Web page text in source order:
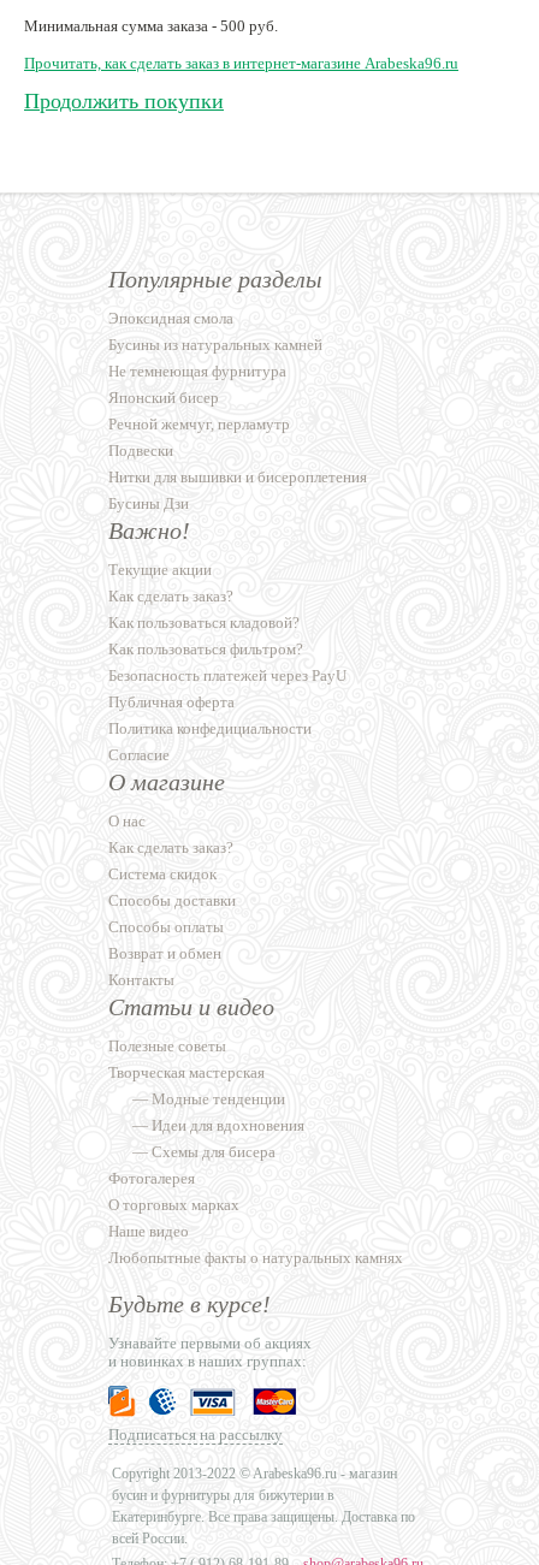
Минимальная сумма заказа - 500 руб.
Прочитать, как сделать заказ в интернет-магазине Arabeska96.ru
Продолжить покупки
Популярные разделы
Эпоксидная смола
Бусины из натуральных камней
Не темнеющая фурнитура
Японский бисер
Речной жемчуг, перламутр
Подвески
Нитки для вышивки и бисероплетения
Бусины Дзи
Важно!
Текущие акции
Как сделать заказ?
Как пользоваться кладовой?
Как пользоваться фильтром?
Безопасность платежей через PayU
Публичная оферта
Политика конфедициальности
Согласие
О магазине
О нас
Как сделать заказ?
Система скидок
Способы доставки
Способы оплаты
Возврат и обмен
Контакты
Статьи и видео
Полезные советы
Творческая мастерская
— Модные тенденции
— Идеи для вдохновения
— Схемы для бисера
Фотогалерея
О торговых марках
Наше видео
Любопытные факты о натуральных камнях
Будьте в курсе!
Узнавайте первыми об акциях
и новинках в наших группах:
Подписаться на рассылку
Copyright 2013-2022 © Arabeska96.ru - магазин
бусин и фурнитуры для бижутерии в
Екатеринбурге. Все права защищены. Доставка по
всей России.